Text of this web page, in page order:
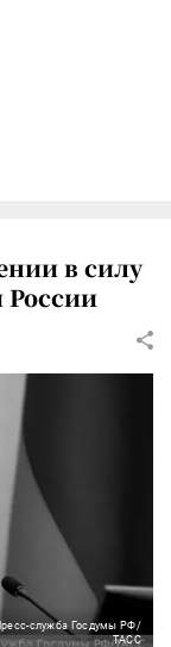
в силу
России
служба Госдумы РФ/
ТАСС